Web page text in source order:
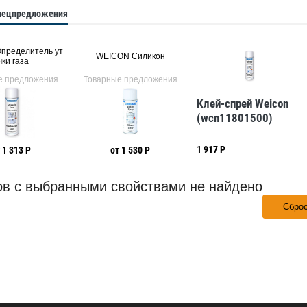
ут
газа
предложения
1 313 Р
WEICON Силикон
Товарные предложения
от 1 530 Р
Клей-спрей Weicon
(wcn11801500)
1 917 Р
с выбранными свойствами не найдено